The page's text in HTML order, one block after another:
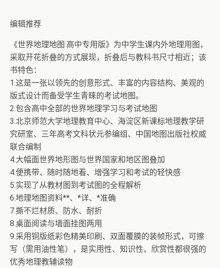
编辑推荐
《世界地理地图·高中专用版》为中学生课内外地理用图，
采取开花折叠的方式展现，折叠后与教科书尺寸相近；该
书特色：
1.这是一张以领先的创意形式、丰富的内容结构、美观的
版式设计而备受学生青睐的考试地图。
2.包含高中全部的世界地理学习与考试地图
3.北京师范大学地理教育中心、海淀区新课标地理教学研
究研室、三年高考文科状元参编组、中国地图出版社权威
联合编制
4.大幅面世界地形图与世界国家和地区图叠加
4.便携带、随时随地看、增强学习和考试的轻快感
5.实现了从教材图到考试图的全程解析
6.地理地图资料**、*详、*准确
7.撕不烂材质、防水、耐折
8.桌面阅读与墙面挂图两用
9.采用铜版纸彩色精美印刷、双面覆膜的装帧形式，可擦
写（需用油性笔），是实用性、知识性、欣赏性都很强的
优秀地理教辅读物